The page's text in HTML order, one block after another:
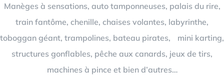
Manèges à sensations, auto tamponneuses, palais du rire,
train fantôme, chenille, chaises volantes, labyrinthe,
toboggan géant, trampolines, bateau pirates, mini karting,
structures gonflables, pêche aux canards, jeux de tirs,
machines à pince et bien d’autres…